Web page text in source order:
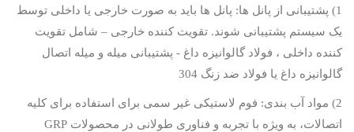
1) پشتیبانی از پانل ها: پانل ها باید به صورت خارجی یا داخلی توسط
یک سیستم پشتیبانی شوند. تقویت کننده خارجی – شامل تقویت
کننده داخلی ، فولاد گالوانیزه داغ - پشتیبانی میله و میله اتصال
گالوانیزه داغ یا فولاد ضد زنگ 304
2) مواد آب بندی: فوم لاستیکی غیر سمی برای استفاده برای کلیه
اتصالات، به ویژه با تجربه و فناوری طولانی در محصولات GRP